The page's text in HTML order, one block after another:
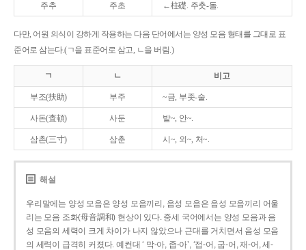
주추 주초 ←柱礎. 주춧-돌.
다만, 어원 의식이 강하게 작용하는 다음 단어에서는 양성 모음 형태를 그대로 표
준어로 삼는다.(ㄱ을 표준어로 삼고, ㄴ을 버림.)
ㄱ ㄴ 비고
부조(扶助) 부주 ~금, 부좃-술.
사돈(査頓) 사둔 밭~, 안~.
삼촌(三寸) 삼춘 시~, 외~, 처~.
해설
우리말에는 양성 모음은 양성 모음끼리, 음성 모음은 음성 모음끼리 어울
리는 모음 조화(母音調和) 현상이 있다. 중세 국어에서는 양성 모음과 음
성 모음의 세력이 크게 차이가 나지 않았으나 근대를 거치면서 음성 모음
의 세력이 급격히 커졌다. 예컨대 ‘ 막-아, 좁-아’, ‘접-어, 굽-어, 재-어, 세-